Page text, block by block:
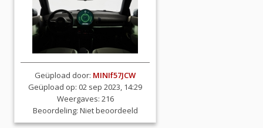
Geüpload door: MINIf57JCW
Geüpload op: 02 sep 2023, 14:29
Weergaves: 216
Beoordeling: Niet beoordeeld